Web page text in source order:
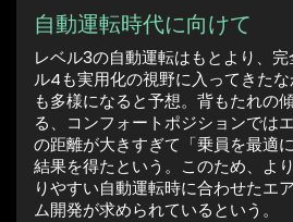
自動運転時代に向けて
レベル3の自動運転はもとより、
ル4も実用化の視野に入ってきた
も多様になると予想。背もたれの
る、コンフォートポジションでは
の距離が大きすぎて「乗員を最適
結果を得たという。このため、よ
りやすい自動運転時に合わせたエ
ム開発が求められているという。